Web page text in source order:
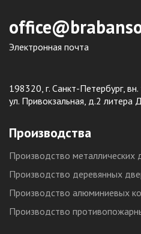
Электронная почта
198320, г. Санкт-Петербург,
ул. Привокзальная, д.2
Производства
Производство металлических
Производство деревянных
Производство алюминиевых
Производство